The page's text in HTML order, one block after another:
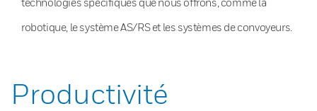
robotique, le système AS/RS et les systèmes de convoyeurs.
Productivité